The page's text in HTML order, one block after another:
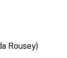
Rousey)